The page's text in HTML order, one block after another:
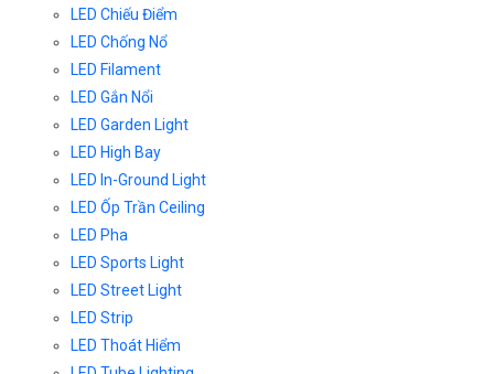
LED Chiếu Điểm
LED Chống Nổ
LED Filament
LED Gắn Nổi
LED Garden Light
LED High Bay
LED In-Ground Light
LED Ốp Trần Ceiling
LED Pha
LED Sports Light
LED Street Light
LED Strip
LED Thoát Hiểm